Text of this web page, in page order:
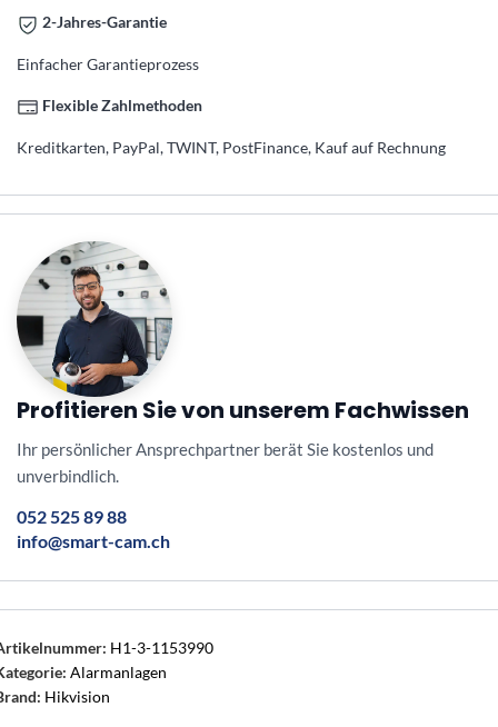
2-Jahres-Garantie
Einfacher Garantieprozess
Flexible Zahlmethoden
Kreditkarten, PayPal, TWINT, PostFinance, Kauf auf Rechnung
Profitieren Sie von unserem Fachwissen
Ihr persönlicher Ansprechpartner berät Sie kostenlos und
unverbindlich.
052 525 89 88
info@smart-cam.ch
H1-3-1153990
Alarmanlagen
Hikvision